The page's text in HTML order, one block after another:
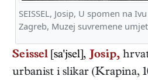
SEISSEL, Josip, U spomen na
Zagreb, Muzej suvremene
Seissel [sa'jsel], Josip,
urbanist i slikar (Krapina,